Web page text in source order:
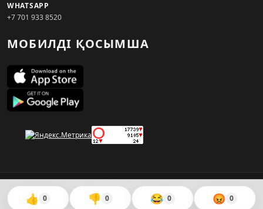
👍 0 👎 0 😂 0 😡 0
WHATSAPP
+7 701 933 8520
МОБИЛДІ ҚОСЫМША
© 2026. KZNEWS.KZ ақпарат агенттігі
Сайтты жасаған
WebAudit